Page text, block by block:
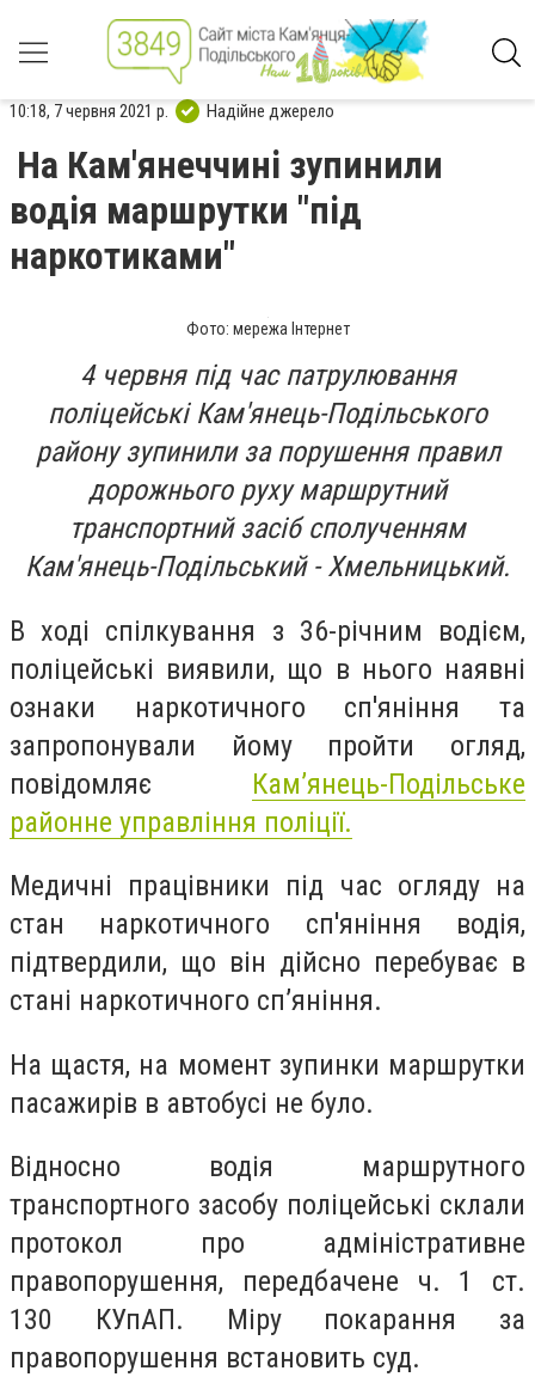
10:18, 7 червня 2021 р. Надійне джерело
На Кам'янеччині зупинили
водія маршрутки "під
наркотиками"
Фото: мережа Інтернет
4 червня під час патрулювання
поліцейські Кам'янець-Подільського
району зупинили за порушення правил
дорожнього руху маршрутний
транспортний засіб сполученням
Кам'янець-Подільський - Хмельницький.
В ході спілкування з 36-річним водієм,
поліцейські виявили, що в нього наявні
ознаки наркотичного сп'яніння та
запропонували йому пройти огляд,
повідомляє Кам’янець-Подільське
районне управління поліції.
Медичні працівники під час огляду на
стан наркотичного сп'яніння водія,
підтвердили, що він дійсно перебуває в
стані наркотичного сп’яніння.
На щастя, на момент зупинки маршрутки
пасажирів в автобусі не було.
Відносно водія маршрутного
транспортного засобу поліцейські склали
протокол про адміністративне
правопорушення, передбачене ч. 1 ст.
130 КУпАП. Міру покарання за
правопорушення встановить суд.